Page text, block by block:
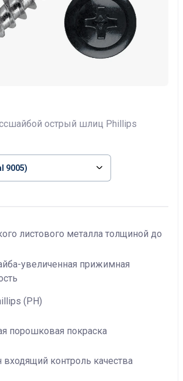
острый шлиц Phillips
листового металла толщиной до
увеличенная прижимная
(PH)
порошковая покраска
контроль качества